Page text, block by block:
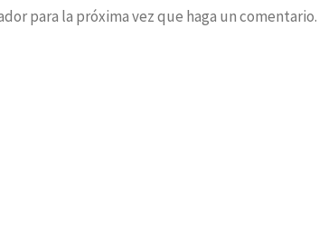
para la próxima vez que haga un comentario.